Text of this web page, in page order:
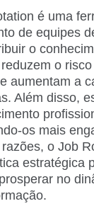
é uma
de equipes
o
o
aumentam a
Além disso,
os mais
o Job
estratégica
no